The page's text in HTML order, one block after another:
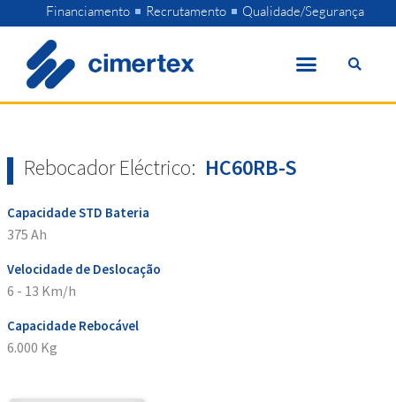
to
content
Financiamento Recrutamento Qualidade/Segurança
Rebocador Eléctrico: HC60RB-S
Capacidade STD Bateria
375 Ah
Velocidade de Deslocação
6 - 13 Km/h
Capacidade Rebocável
6.000 Kg